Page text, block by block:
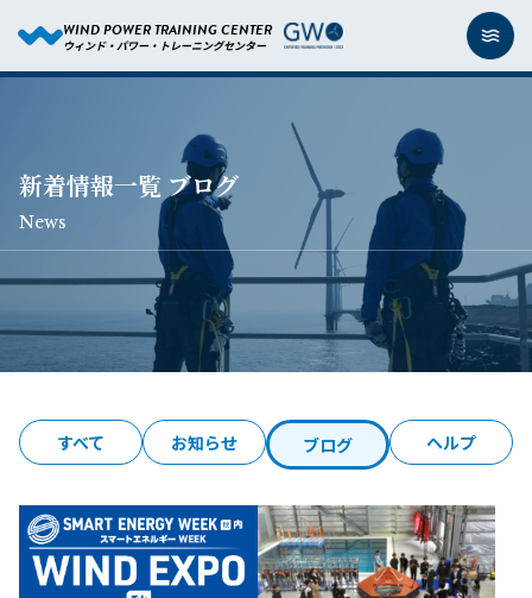
WIND POWER TRAINING CENTER
ウィンド・パワー・トレーニングセンター
新着情報一覧 ブログ
News
すべて お知らせ ブログ ヘルプ